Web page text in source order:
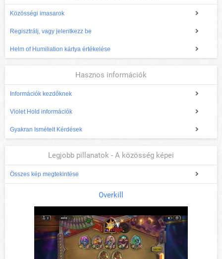
Közösségi imasarok
Regisztrálj, vagy jelentkezz be
Helm of Humiliation kártya értékelése
Hasznos információk
Információk kezdőknek
Violet Hold információk
Gyakran Ismételt Kérdések
Legjobb pillanatok - A közösség képei
Összes kép megtekintése
Overkill